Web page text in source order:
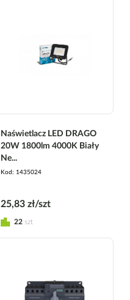
Naświetlacz LED DRAGO
20W 1800lm 4000K Biały
Ne...
Kod 1435024
25,83 zł/szt
22 szt